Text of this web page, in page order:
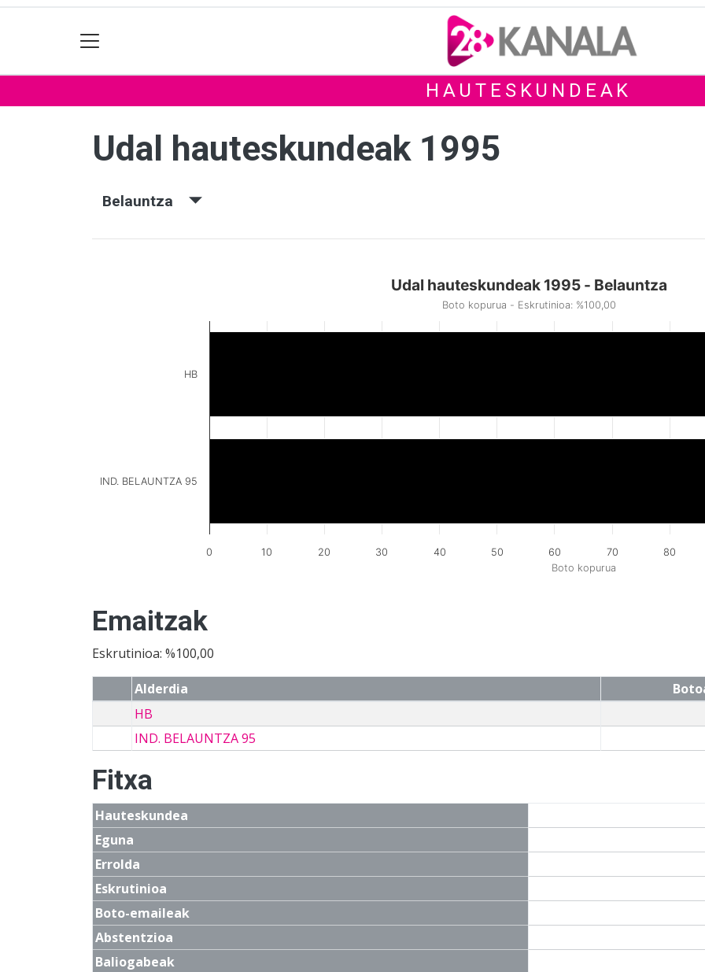
HAUTESKUNDEAK
Udal hauteskundeak 1995
Belauntza
Boto kopurua
Udal hauteskundeak 1995 - Belauntza
Boto kopurua - Eskrutinioa: %100,00
0 10 20 30 40 50 60 70 80
HB
IND. BELAUNTZA 95
Emaitzak
Eskrutinioa: %100,00
Alderdia
HB
IND. BELAUNTZA 95
Fitxa
Hauteskundea
Eguna
Errolda
Eskrutinioa
Boto-emaileak
Abstentzioa
Baliogabeak